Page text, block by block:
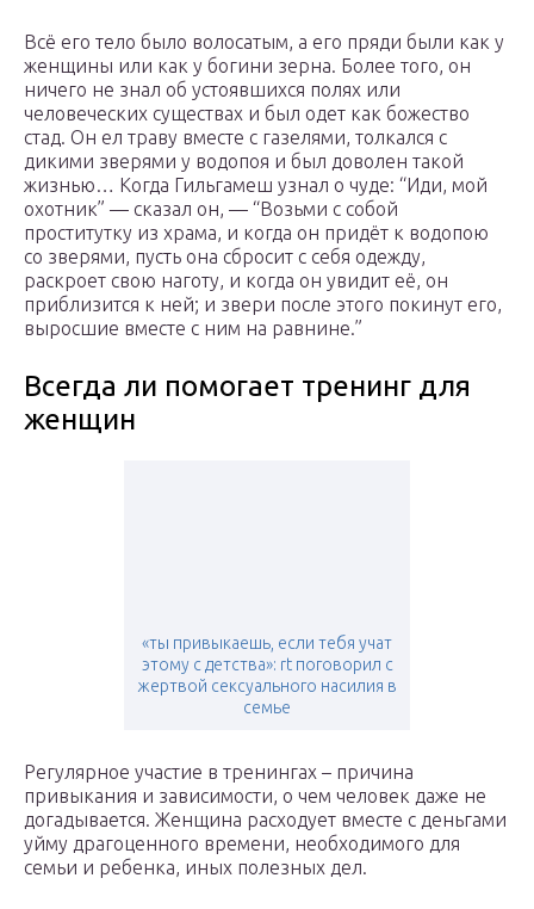
Всё его тело было волосатым, а его пряди были как у
женщины или как у богини зерна. Более того, он
ничего не знал об устоявшихся полях или
человеческих существах и был одет как божество
стад. Он ел траву вместе с газелями, толкался с
дикими зверями у водопоя и был доволен такой
жизнью… Когда Гильгамеш узнал о чуде: “Иди, мой
охотник” — сказал он, — “Возьми с собой
проститутку из храма, и когда он придёт к водопою
со зверями, пусть она сбросит с себя одежду,
раскроет свою наготу, и когда он увидит её, он
приблизится к ней; и звери после этого покинут его,
выросшие вместе с ним на равнине.”
Всегда ли помогает тренинг для
женщин
«ты привыкаешь, если тебя учат
этому с детства»: rt поговорил с
жертвой сексуального насилия в
семье
Регулярное участие в тренингах – причина
привыкания и зависимости, о чем человек даже не
догадывается. Женщина расходует вместе с деньгами
уйму драгоценного времени, необходимого для
семьи и ребенка, иных полезных дел.